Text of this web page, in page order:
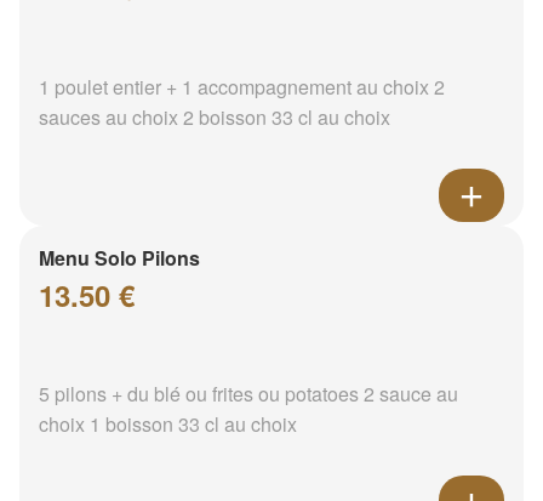
1 poulet entier + 1 accompagnement au choix 2
sauces au choix 2 boisson 33 cl au choix
Menu Solo Pilons
13.50 €
5 pilons + du blé ou frites ou potatoes 2 sauce au
choix 1 boisson 33 cl au choix